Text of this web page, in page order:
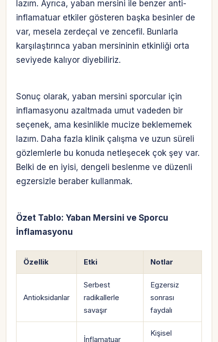
lazım. Ayrıca, yaban mersini ile benzer anti-
inflamatuar etkiler gösteren başka besinler de
var, mesela zerdeçal ve zencefil. Bunlarla
karşılaştırınca yaban mersininin etkinliği orta
seviyede kalıyor diyebiliriz.
Sonuç olarak, yaban mersini sporcular için
inflamasyonu azaltmada umut vadeden bir
seçenek, ama kesinlikle mucize beklememek
lazım. Daha fazla klinik çalışma ve uzun süreli
gözlemlerle bu konuda netleşecek çok şey var.
Belki de en iyisi, dengeli beslenme ve düzenli
egzersizle beraber kullanmak.
Özet Tablo: Yaban Mersini ve Sporcu
İnflamasyonu
Özellik Etki Notlar
Antioksidanlar
Serbest
radikallerle
savaşır
Egzersiz
sonrası
faydalı
İnflamatuar
Kişisel